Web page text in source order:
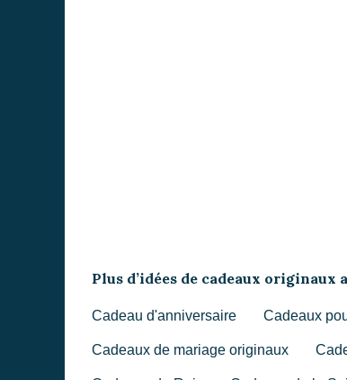
Plus d’idées de cadeaux
Cadeau d'anniversaire Cadeaux
Cadeaux de mariage originaux